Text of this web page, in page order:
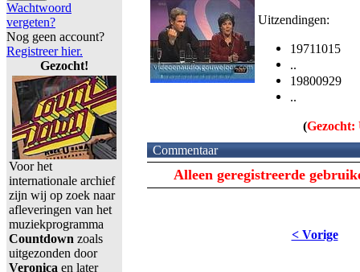
Wachtwoord
vergeten?
Nog geen account?
Registreer hier.
Gezocht!
Voor het
internationale archief
zijn wij op zoek naar
afleveringen van het
muziekprogramma
Countdown zoals
uitgezonden door
Veronica en later
Uitzendingen:
19711015
..
19800929
..
(Gezocht:
Commentaar
Alleen geregistreerde
< Vorige